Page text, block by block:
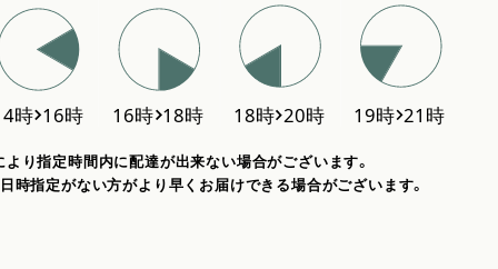
り指定時間内に配達が出来ない場合がございます。
時指定がない方がより早くお届けできる場合がございます。